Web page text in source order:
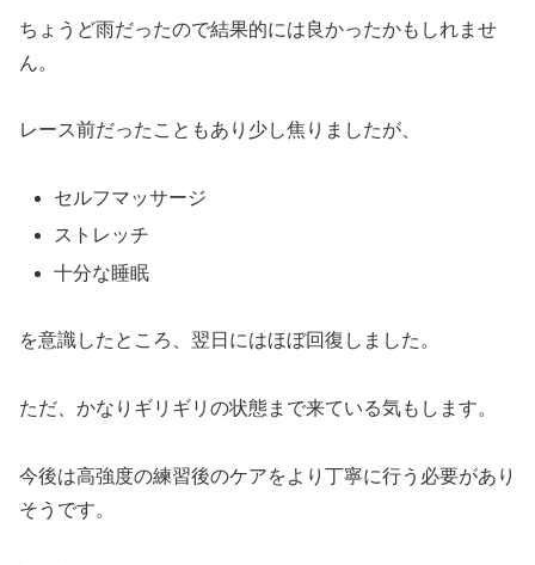
ちょうど雨だったので結果的には良かったかもしれませ
ん。
レース前だったこともあり少し焦りましたが、
セルフマッサージ
ストレッチ
十分な睡眠
を意識したところ、翌日にはほぼ回復しました。
ただ、かなりギリギリの状態まで来ている気もします。
今後は高強度の練習後のケアをより丁寧に行う必要があり
そうです。